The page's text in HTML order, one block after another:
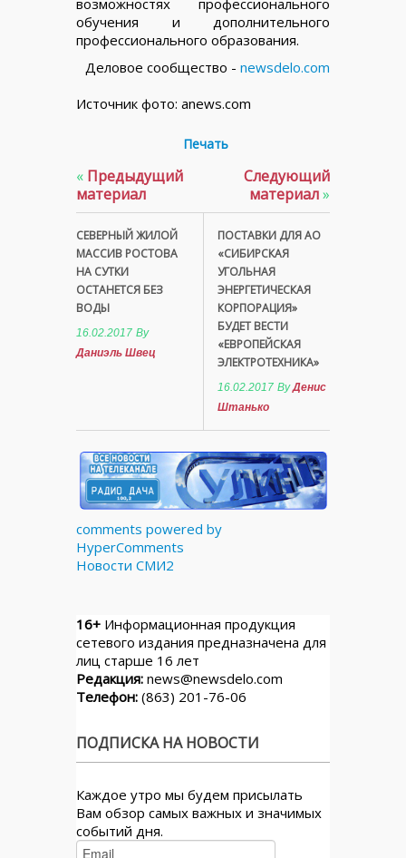
возможностях профессионального
обучения и дополнительного
профессионального образования.
Деловое сообщество - newsdelo.com
Источник фото: anews.com
Печать
« Предыдущий
материал
СЕВЕРНЫЙ ЖИЛОЙ
МАССИВ РОСТОВА
НА СУТКИ
ОСТАНЕТСЯ БЕЗ
ВОДЫ
16.02.2017 By
Даниэль Швец
Следующий
материал»
ПОСТАВКИ ДЛЯ АО
«СИБИРСКАЯ
УГОЛЬНАЯ
ЭНЕРГЕТИЧЕСКАЯ
КОРПОРАЦИЯ»
БУДЕТ ВЕСТИ
«ЕВРОПЕЙСКАЯ
ЭЛЕКТРОТЕХНИКА»
16.02.2017 ByДенис
Штанько
comments powered by
HyperComments
Новости СМИ2
16+ Информационная продукция
сетевого издания предназначена для
лиц старше 16 лет
Редакция: news@newsdelo.com
Телефон: (863) 201-76-06
ПОДПИСКА НА НОВОСТИ
Каждое утро мы будем присылать
Вам обзор самых важных и значимых
событий дня.